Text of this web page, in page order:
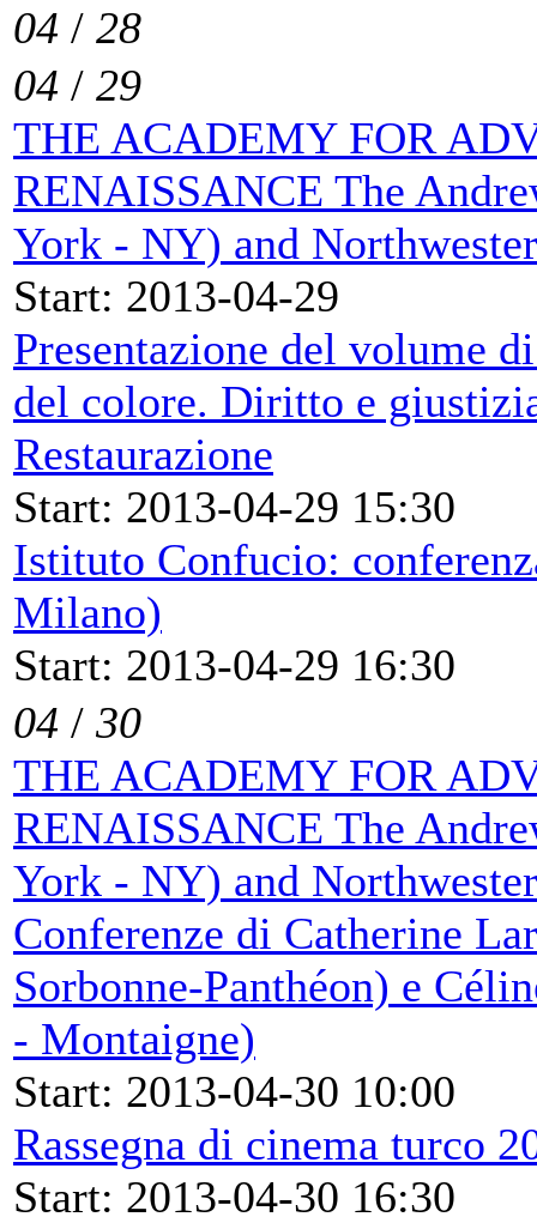
04 / 28
04 / 29
THE ACADEMY FOR
RENAISSANCE The
York - NY) and
Start: 2013-04-29
Presentazione del volume
del colore. Diritto e
Restaurazione
Start: 2013-04-29 15:30
Istituto Confucio:
Milano)
Start: 2013-04-29 16:30
04 / 30
THE ACADEMY FOR
RENAISSANCE The
York - NY) and
Conferenze di Catherine
Sorbonne-Panthéon) e
- Montaigne)
Start: 2013-04-30 10:00
Rassegna di cinema turco
Start: 2013-04-30 16:30